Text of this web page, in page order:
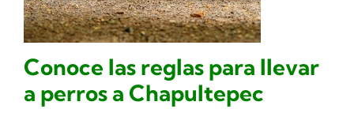
Conoce las reglas para llevar
a perros a Chapultepec